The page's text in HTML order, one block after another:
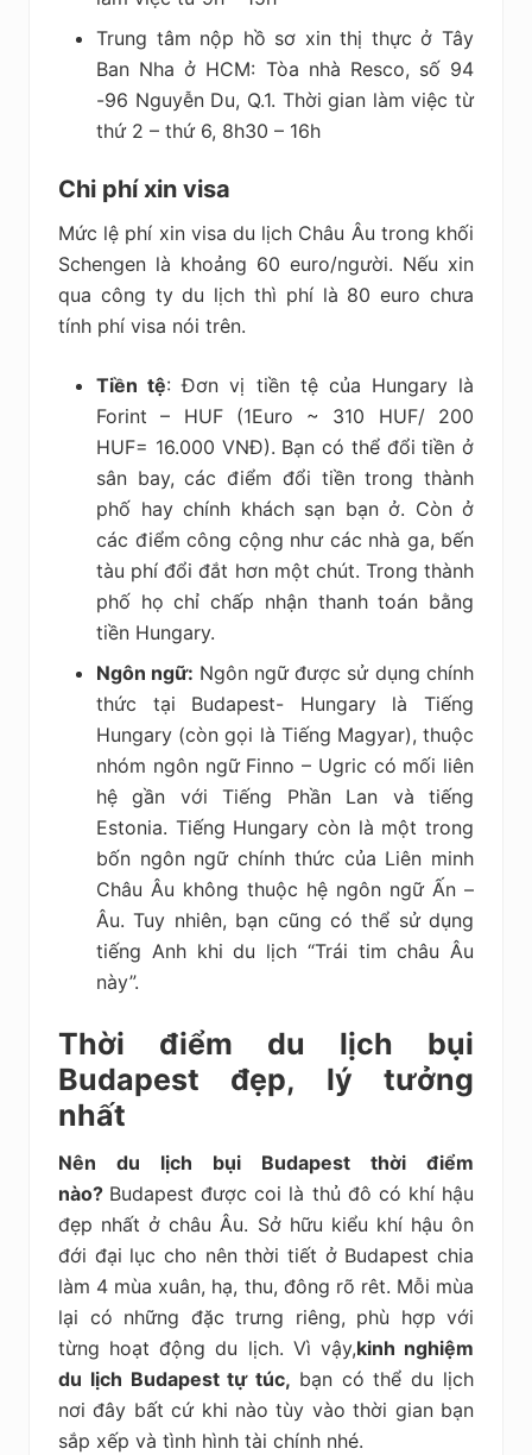
Trung tâm nộp hồ sơ xin thị thực ở Tây
Ban Nha ở HCM: Tòa nhà Resco, số 94
-96 Nguyễn Du, Q.1. Thời gian làm việc từ
thứ 2 – thứ 6, 8h30 – 16h
Chi phí xin visa
Mức lệ phí xin visa du lịch Châu Âu trong khối
Schengen là khoảng 60 euro/người. Nếu xin
qua công ty du lịch thì phí là 80 euro chưa
tính phí visa nói trên.
Tiền tệ:Đơn vị tiền tệ của Hungary là
Forint – HUF (1Euro ~ 310 HUF/ 200
HUF= 16.000 VNĐ). Bạn có thể đổi tiền ở
sân bay, các điểm đổi tiền trong thành
phố hay chính khách sạn bạn ở. Còn ở
các điểm công cộng như các nhà ga, bến
tàu phí đổi đắt hơn một chút. Trong thành
phố họ chỉ chấp nhận thanh toán bằng
tiền Hungary.
Ngôn ngữ: Ngôn ngữ được sử dụng chính
thức tại Budapest- Hungary là Tiếng
Hungary (còn gọi là Tiếng Magyar), thuộc
nhóm ngôn ngữ Finno – Ugric có mối liên
hệ gần với Tiếng Phần Lan và tiếng
Estonia. Tiếng Hungary còn là một trong
bốn ngôn ngữ chính thức của Liên minh
Châu Âu không thuộc hệ ngôn ngữ Ấn –
Âu. Tuy nhiên, bạn cũng có thể sử dụng
tiếng Anh khi du lịch “Trái tim châu Âu
này”.
Thời điểm du lịch bụi
Budapest đẹp, lý tưởng
nhất
Nên du lịch bụi Budapest thời điểm
nào? Budapest được coi là thủ đô có khí hậu
đẹp nhất ở châu Âu. Sở hữu kiểu khí hậu ôn
đới đại lục cho nên thời tiết ở Budapest chia
làm 4 mùa xuân, hạ, thu, đông rõ rêt. Mỗi mùa
lại có những đặc trưng riêng, phù hợp với
từng hoạt động du lịch. Vì vậy,kinh nghiệm
du lịch Budapest tự túc, bạn có thể du lịch
nơi đây bất cứ khi nào tùy vào thời gian bạn
sắp xếp và tình hình tài chính nhé.